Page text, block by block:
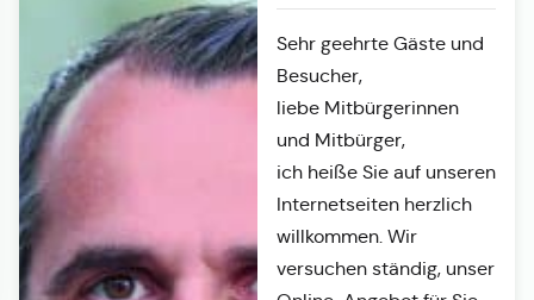
Sehr geehrte Gäste und
Besucher,
liebe Mitbürgerinnen
und Mitbürger,
ich heiße Sie auf unseren
Internetseiten herzlich
willkommen. Wir
versuchen ständig, unser